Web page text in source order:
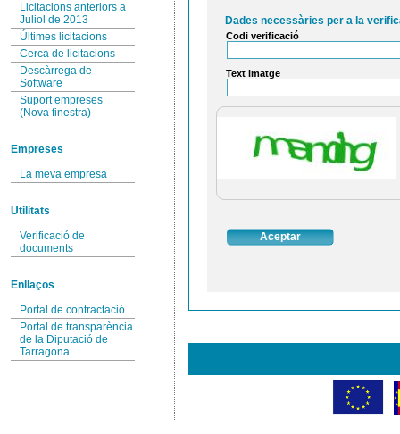
Licitacions anteriors a
Juliol de 2013
Últimes licitacions
Cerca de licitacions
Descàrrega de
Software
Suport empreses
(Nova finestra)
Empreses
La meva empresa
Utilitats
Verificació de
documents
Enllaços
Portal de contractació
Portal de transparència
de la Diputació de
Tarragona
Dades necessàries per a la
Codi verificació
Text imatge